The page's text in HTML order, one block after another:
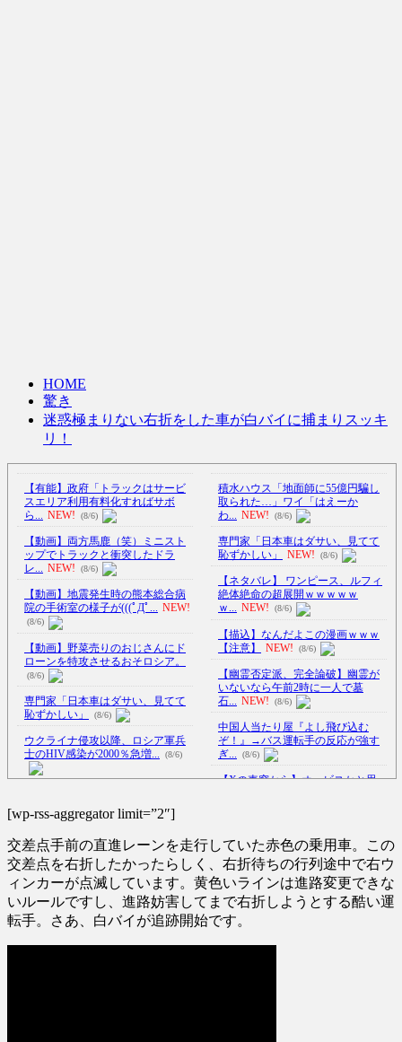
HOME
驚き
迷惑極まりない右折をした車が白バイに捕まりスッキ
リ！
【有能】政府「トラックはサービ
スエリア利用有料化すればサボ
ら...
NEW! (8/6)
【動画】両方馬鹿（笑）ミニスト
ップでトラックと衝突したドラ
レ... NEW! (8/6)
【動画】地震発生時の熊本総合病
院の手術室の様子が(((ﾟДﾟ... NEW!
(8/6)
【動画】野菜売りのおじさんにド
ローンを特攻させるおそロシア。
(8/6)
専門家「日本車はダサい、見てて
恥ずかしい」
(8/6)
ウクライナ侵攻以降、ロシア軍兵
士のHIV感染が2000％急増...
(8/6)
年…「平和の価値をより堅固に...
(8/5)
「サウダージ」とかいうサウダー
ジでしか聞いたことない言葉ｗ
ｗ... NEW! (8/6)
スペースXのロケット残骸、月面
に衝突か…ファルコン9の上段！
NEW!
(8/6)
積水ハウス「地面師に55億円騙し
取られた…」ワイ「はえーか
わ...
NEW! (8/6)
専門家「日本車はダサい、見てて
恥ずかしい」
NEW! (8/6)
【ネタバレ】 ワンピース、ルフィ
絶体絶命の超展開ｗｗｗｗｗ
ｗ... NEW! (8/6)
【描込】なんだよこの漫画ｗｗｗ
【注意】
NEW! (8/6)
【幽霊否定派、完全論破】幽霊が
いないなら午前2時に一人で墓
石...
NEW! (8/6)
中国人当たり屋『よし飛び込む
ぞ！』→バス運転手の反応が強す
ぎ...
(8/6)
【Xの車窓から】オービスかと思
る現場猫案件 ほか (7/31)
ハードオフに売っていた4万4000円
のフィギュアがヤバすぎる...
(5/20)
海外「この少年にとって忘れられ
[wp-rss-aggregator limit=”2″]
交差点手前の直進レーンを走行していた赤色の乗用車。この
交差点を右折したかったらしく、右折待ちの行列途中で右ウ
ィンカーが点滅しています。黄色いラインは進路変更できな
いルールですし、進路妨害してまで右折しようとする酷い運
転手。さあ、白バイが追跡開始です。